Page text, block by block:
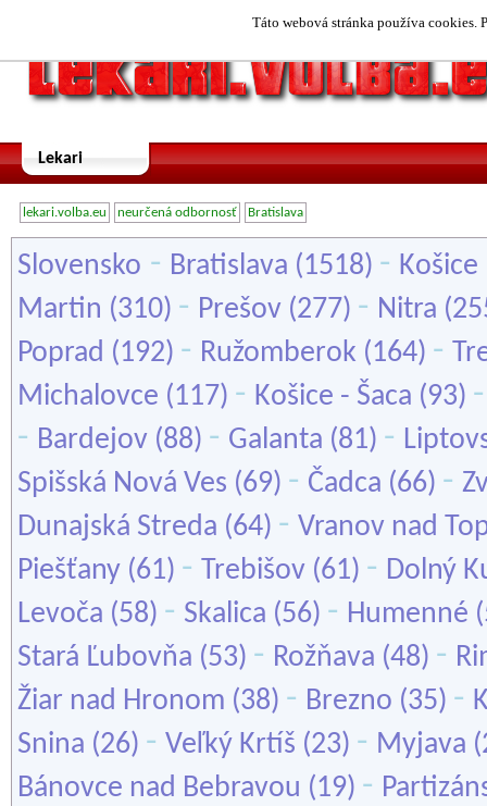
Táto webová stránka používa cookies.
Lekari
lekari.volba.eu neurčená odbornosť Bratislava
Slovensko - Bratislava (1518) - Košice
Martin (310) - Prešov (277) - Nitra
Poprad (192) - Ružomberok (164) -
Michalovce (117) - Košice - Šaca (93)
- Bardejov (88) - Galanta (81) -
Spišská Nová Ves (69) - Čadca (66) -
Dunajská Streda (64) - Vranov nad
Piešťany (61) - Trebišov (61) - Dolný
Levoča (58) - Skalica (56) - Humenné
Stará Ľubovňa (53) - Rožňava (48) -
Žiar nad Hronom (38) - Brezno (35) -
Snina (26) - Veľký Krtíš (23) - Myjava
Bánovce nad Bebravou (19) -